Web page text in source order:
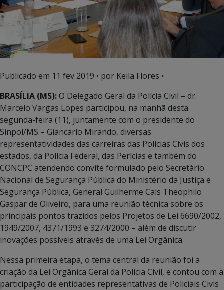
Publicado em 11 fev 2019 • por Keila Flores •
BRASÍLIA (MS):O Delegado Geral da Polícia Civil – dr.
Marcelo Vargas Lopes participou, na manhã desta
segunda-feira (11), juntamente com o presidente do
Sinpol/MS – Giancarlo Mirando, diversas
representatividades das carreiras das Polícias Civis dos
estados, da Polícia Federal, das Perícias e também do
CONCPC atendendo convite formulado pelo Secretário
Nacional de Segurança Pública do Ministério da Justiça e
Segurança Pública, General Guilherme Cals Theophilo
Gaspar de Oliveiro, para uma reunião técnica sobre os
principais pontos trazidos pelos Projetos de Lei 6690/2002,
1949/2007, 4371/1993 e 3274/2000 – além de discutir
inovações possíveis através de uma Lei Orgânica.
Nessa primeira etapa, o tema central da reunião foi a
criação da Lei Orgânica Geral da Polícia Civil, e contou com a
participação de entidades representativas de Policiais Civis